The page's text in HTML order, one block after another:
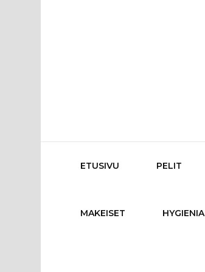
ETUSIVU PELIT
MAKEISET HYGIENIA